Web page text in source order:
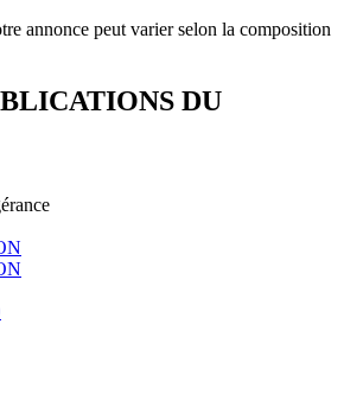
annonce peut varier selon la composition
DU